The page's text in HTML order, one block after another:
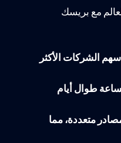
مع بريسك
الشركات الأكثر
طوال أيام
متعددة، مما